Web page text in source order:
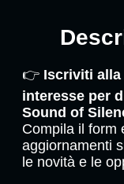
👉 Iscriviti alla
interesse per
Sound of
Compila il form
aggiornamenti
le novità e le